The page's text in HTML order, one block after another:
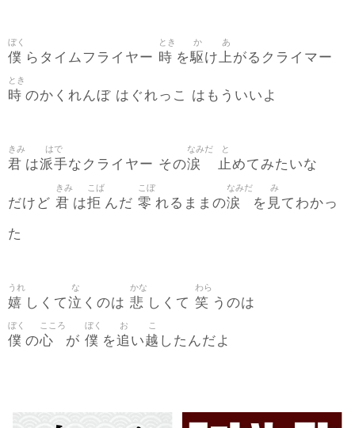
僕
ぼく
らタイムフライヤー 時
とき
を駆
か
け 上
あ
がるクライマー
時
とき
のかくれんぼ はぐれっこ はもういいよ
君
きみ
は派手
はで
なクライヤー その涙
なみだ
止
と
めてみたいな
だけど 君
きみ
は拒
こば
んだ 零
こぼ
れるままの涙
なみだ
を 見
み
てわかっ
た
嬉
うれ
しくて泣
な
くのは 悲
かな
しくて 笑
わら
うのは
僕
ぼく
の心
こころ
が 僕
ぼく
を追
お
い越
こ
したんだよ